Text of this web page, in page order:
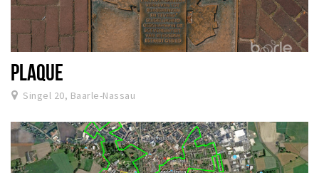
PLAQUE
Singel 20, Baarle-Nassau